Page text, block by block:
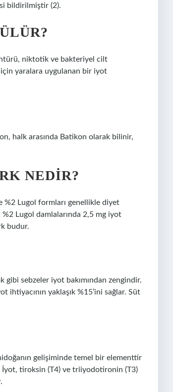
bildirilmiştir (2).
niktotik ve bakteriyel cilt
için yaralara uygulanan bir iyot
halk arasında Batikon olarak bilinir,
NEDIR?
Lugol formları genellikle diyet
Lugol damlalarında 2,5 mg iyot
budur.
gibi sebzeler iyot bakımından zengindir.
yaklaşık %15’ini sağlar. Süt
gelişiminde temel bir elementtir
İyot, tiroksin (T4) ve triiyodotironin (T3)